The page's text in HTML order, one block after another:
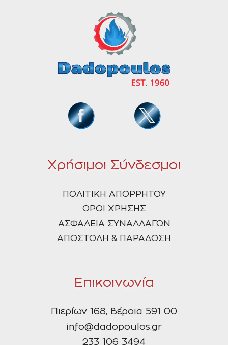
Χρήσιμοι Σύνδεσμοι
ΠΟΛΙΤΙΚΗ ΑΠΟΡΡΗΤΟΥ
ΟΡΟΙ ΧΡΗΣΗΣ
ΑΣΦΑΛΕΙΑ ΣΥΝΑΛΛΑΓΩΝ
ΑΠΟΣΤΟΛΗ & ΠΑΡΑΔΟΣΗ
Επικοινωνία
Πιερίων 168, Βέροια 591 00
info@dadopoulos.gr
233 106 3494